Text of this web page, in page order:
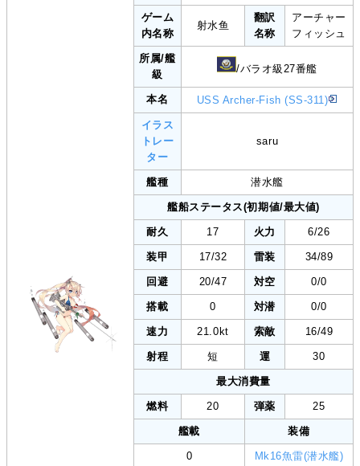
ゲーム
内名称
射水鱼
翻訳
名称
アーチャー
フィッシュ
所属/艦
級
/バラオ級27番艦
本名 USS Archer-Fish (SS-311)
イラス
トレー
ター
saru
艦種 潜水艦
艦船ステータス(初期値/最大値)
耐久 17 火力 6/26
装甲 17/32 雷装 34/89
回避 20/47 対空 0/0
搭載 0 対潜 0/0
速力 21.0kt 索敵 16/49
射程 短 運 30
最大消費量
燃料 20 弾薬 25
艦載 装備
0 Mk16魚雷(潜水艦)